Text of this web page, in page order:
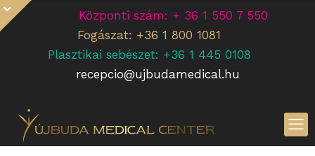
Központi szám: + 36 1 550 7 550
Fogászat: +36 1 800 1081
Plasztikai sebészet: +36 1 445 0108
recepcio@ujbudamedical.hu